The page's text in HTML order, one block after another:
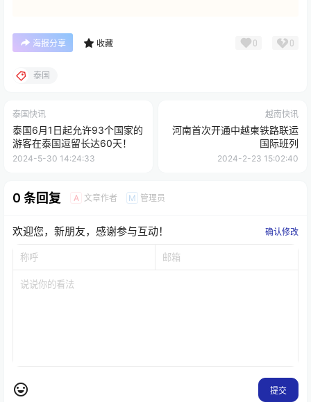
海报分享 收藏 0 0
泰国
泰国快讯
泰国6月1日起允许93个国家的
游客在泰国逗留长达60天！
2024-5-30 14:24:33
越南快讯
河南首次开通中越柬铁路联运
国际班列
2024-2-23 15:02:40
0 条回复 A 文章作者 M 管理员
欢迎您，新朋友，感谢参与互动！ 确认修改
提交